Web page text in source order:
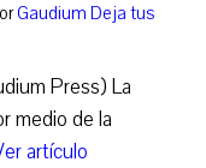
Gaudium Deja tus
Press) La
medio de la
artículo